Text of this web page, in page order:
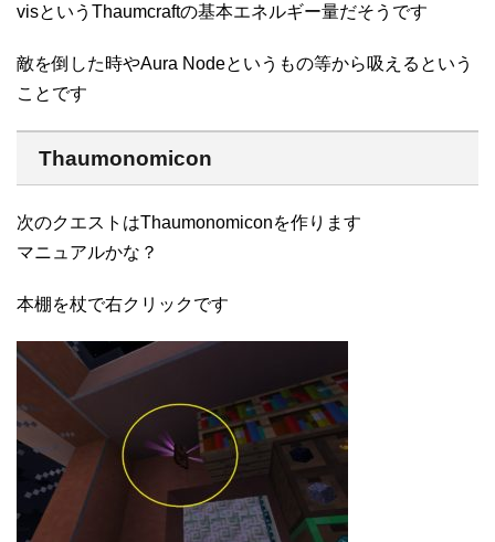
visというThaumcraftの基本エネルギー量だそうです
敵を倒した時やAura Nodeというもの等から吸えるという
ことです
Thaumonomicon
次のクエストはThaumonomiconを作ります
マニュアルかな？
本棚を杖で右クリックです